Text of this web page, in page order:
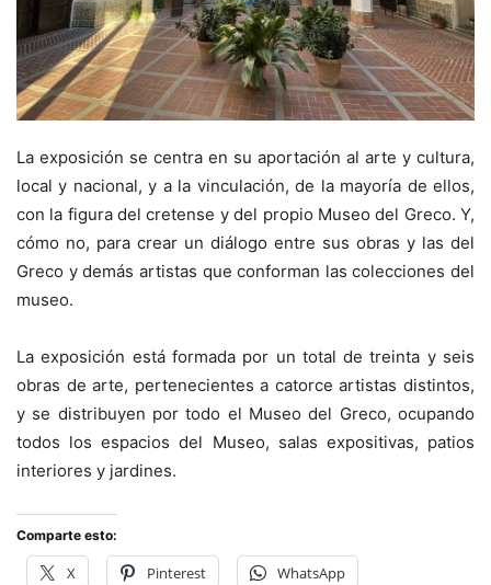
La exposición se centra en su aportación al arte y cultura,
local y nacional, y a la vinculación, de la mayoría de ellos,
con la figura del cretense y del propio Museo del Greco. Y,
cómo no, para crear un diálogo entre sus obras y las del
Greco y demás artistas que conforman las colecciones del
museo.
La exposición está formada por un total de treinta y seis
obras de arte, pertenecientes a catorce artistas distintos,
y se distribuyen por todo el Museo del Greco, ocupando
todos los espacios del Museo, salas expositivas, patios
interiores y jardines.
Comparte esto:
X Pinterest WhatsApp